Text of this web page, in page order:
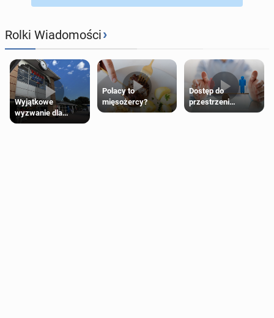
Rolki Wiadomości›
Wyjątkowe
wyzwanie dla
posiadaczy kart
Polacy to
mięsożercy?
Dostęp do
przestrzeni
przeznaczonych